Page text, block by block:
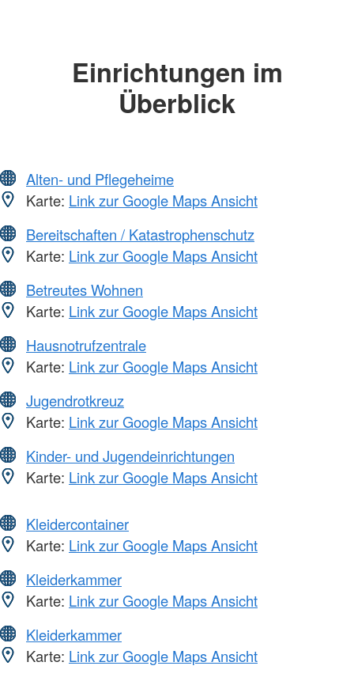
Einrichtungen im
Überblick
Alten- und Pflegeheime
Karte: Link zur Google Maps Ansicht
Bereitschaften / Katastrophenschutz
Karte: Link zur Google Maps Ansicht
Betreutes Wohnen
Karte: Link zur Google Maps Ansicht
Hausnotrufzentrale
Karte: Link zur Google Maps Ansicht
Jugendrotkreuz
Karte: Link zur Google Maps Ansicht
Kinder- und Jugendeinrichtungen
Karte: Link zur Google Maps Ansicht
Kleidercontainer
Karte: Link zur Google Maps Ansicht
Kleiderkammer
Karte: Link zur Google Maps Ansicht
Kleiderkammer
Karte: Link zur Google Maps Ansicht